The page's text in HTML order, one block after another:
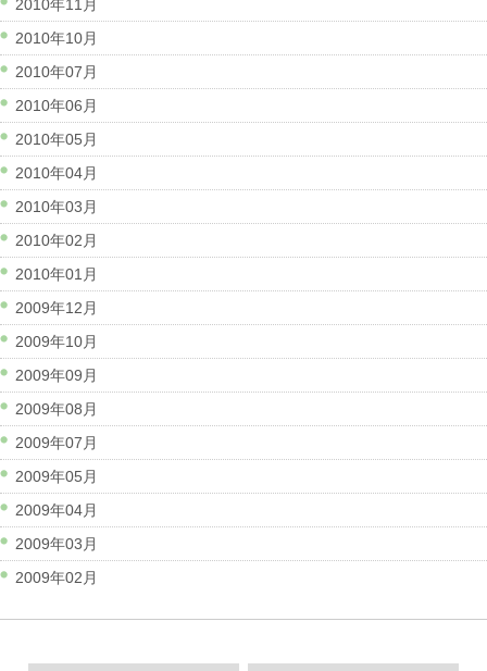
2010年11月
2010年10月
2010年07月
2010年06月
2010年05月
2010年04月
2010年03月
2010年02月
2010年01月
2009年12月
2009年10月
2009年09月
2009年08月
2009年07月
2009年05月
2009年04月
2009年03月
2009年02月